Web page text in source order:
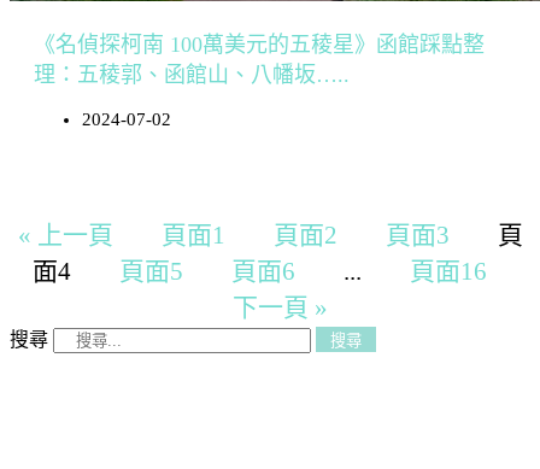
《名偵探柯南 100萬美元的五稜星》函館踩點整
理：五稜郭、函館山、八幡坂…..
2024-07-02
« 上一頁 頁面1 頁面2 頁面3
頁
面4 頁面5 頁面6 ... 頁面16
下一頁 »
搜尋 搜尋